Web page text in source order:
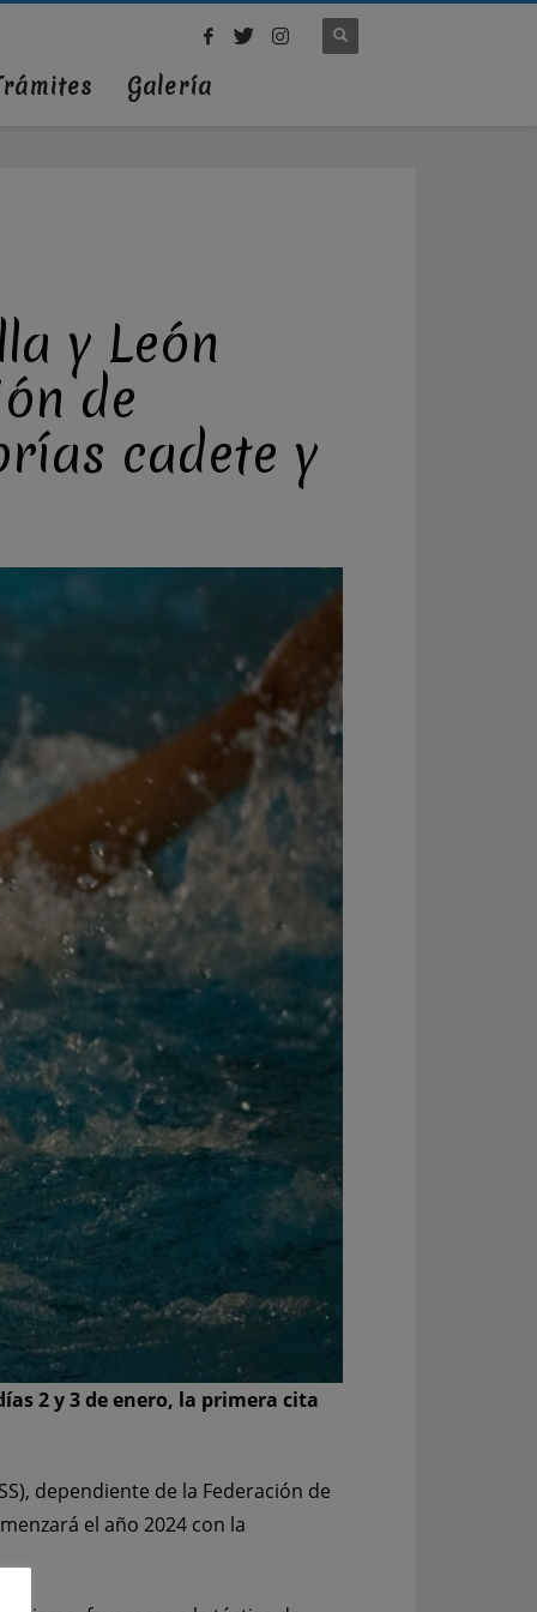
Galería
y León
de
cadete y
2 y 3 de enero, la primera cita
dependiente de la Federación de
el año 2024 con la